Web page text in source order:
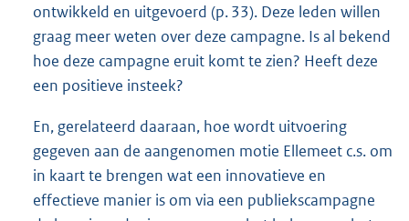
ontwikkeld en uitgevoerd (p. 33). Deze leden willen
graag meer weten over deze campagne. Is al bekend
hoe deze campagne eruit komt te zien? Heeft deze
een positieve insteek?
En, gerelateerd daaraan, hoe wordt uitvoering
gegeven aan de aangenomen motie Ellemeet c.s. om
in kaart te brengen wat een innovatieve en
effectieve manier is om via een publiekscampagne